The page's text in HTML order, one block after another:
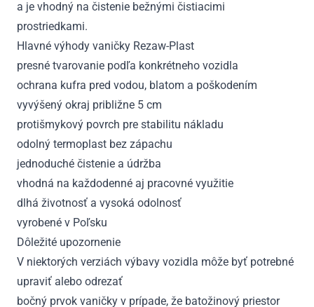
a je vhodný na čistenie bežnými čistiacimi
prostriedkami.
Hlavné výhody vaničky Rezaw-Plast
presné tvarovanie podľa konkrétneho vozidla
ochrana kufra pred vodou, blatom a poškodením
vyvýšený okraj približne 5 cm
protišmykový povrch pre stabilitu nákladu
odolný termoplast bez zápachu
jednoduché čistenie a údržba
vhodná na každodenné aj pracovné využitie
dlhá životnosť a vysoká odolnosť
vyrobené v Poľsku
Dôležité upozornenie
V niektorých verziách výbavy vozidla môže byť potrebné
upraviť alebo odrezať
bočný prvok vaničky v prípade, že batožinový priestor